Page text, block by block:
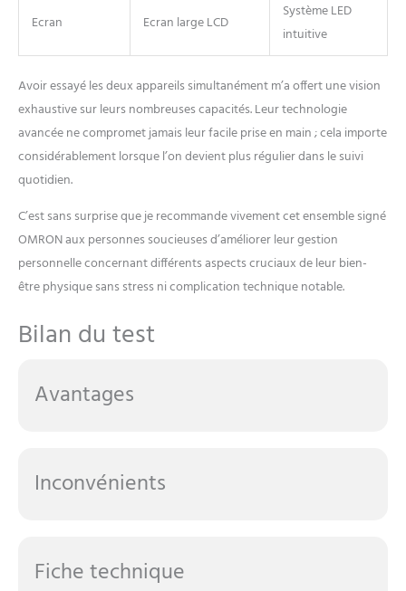
Ecran Ecran large LCD
Système LED
intuitive
Avoir essayé les deux appareils simultanément m’a offert une vision
exhaustive sur leurs nombreuses capacités. Leur technologie
avancée ne compromet jamais leur facile prise en main ; cela importe
considérablement lorsque l’on devient plus régulier dans le suivi
quotidien.
C’est sans surprise que je recommande vivement cet ensemble signé
OMRON aux personnes soucieuses d’améliorer leur gestion
personnelle concernant différents aspects cruciaux de leur bien-
être physique sans stress ni complication technique notable.
Bilan du test
Avantages
Inconvénients
Fiche technique